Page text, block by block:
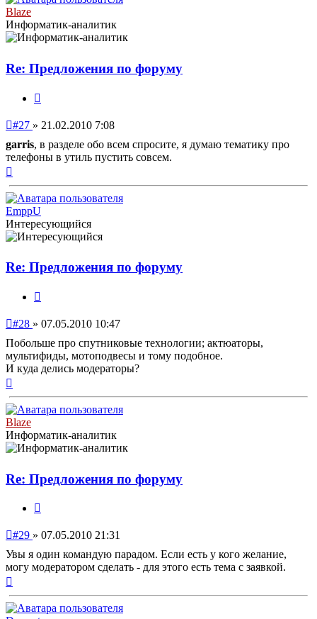
Blaze
Информатик-аналитик
Re: Предложения по форуму
Непрочитанное
#27 » 21.02.2010 7:08
garris, в разделе обо всем спросите, я думаю тематику про
телефоны в утиль пустить совсем.
началу
EmppU
Интересующийся
Re: Предложения по форуму
Непрочитанное
#28 » 07.05.2010 10:47
Побольше про спутниковые технологии; актюаторы,
мультифиды, мотоподвесы и тому подобное.
И куда делись модераторы?
началу
Blaze
Информатик-аналитик
Re: Предложения по форуму
Непрочитанное
#29 » 07.05.2010 21:31
Увы я один командую парадом. Если есть у кого желание,
могу модератором сделать - для этого есть тема с заявкой.
к
началу